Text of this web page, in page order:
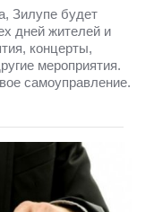
Зилупе будет
дней жителей и
концерты,
мероприятия.
самоуправление.